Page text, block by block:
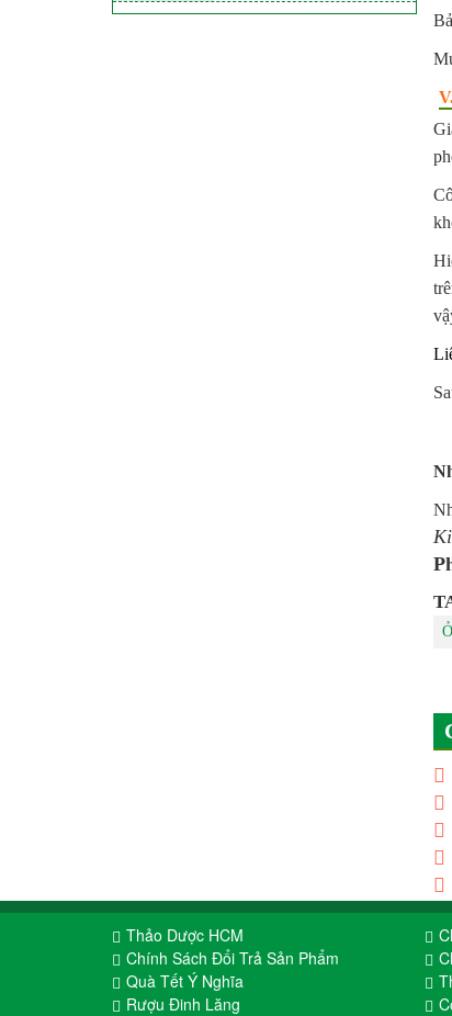
Thảo Dược HCM
Chính Sách Đổi Trả Sản Phẩm
Quà Tết Ý Nghĩa
Rượu Đinh Lăng